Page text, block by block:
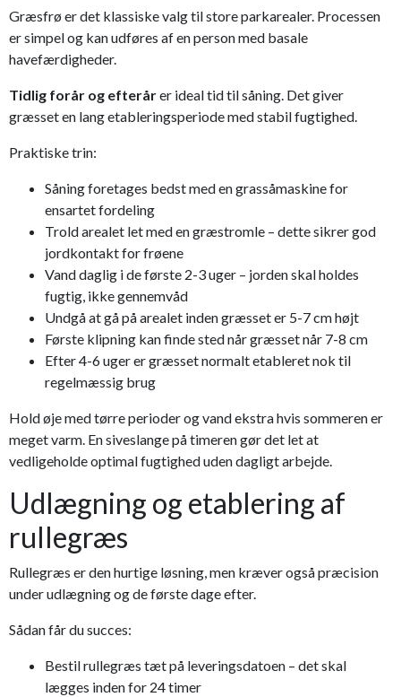
Græsfrø er det klassiske valg til store parkarealer. Processen
er simpel og kan udføres af en person med basale
havefærdigheder.
Tidlig forår og efterårer ideal tid til såning. Det giver
græsset en lang etableringsperiode med stabil fugtighed.
Praktiske trin:
Såning foretages bedst med en grassåmaskine for
ensartet fordeling
Trold arealet let med en græstromle – dette sikrer god
jordkontakt for frøene
Vand daglig i de første 2-3 uger – jorden skal holdes
fugtig, ikke gennemvåd
Undgå at gå på arealet inden græsset er 5-7 cm højt
Første klipning kan finde sted når græsset når 7-8 cm
Efter 4-6 uger er græsset normalt etableret nok til
regelmæssig brug
Hold øje med tørre perioder og vand ekstra hvis sommeren er
meget varm. En siveslange på timeren gør det let at
vedligeholde optimal fugtighed uden dagligt arbejde.
Udlægning og etablering af
rullegræs
Rullegræs er den hurtige løsning, men kræver også præcision
under udlægning og de første dage efter.
Sådan får du succes:
Bestil rullegræs tæt på leveringsdatoen – det skal
lægges inden for 24 timer